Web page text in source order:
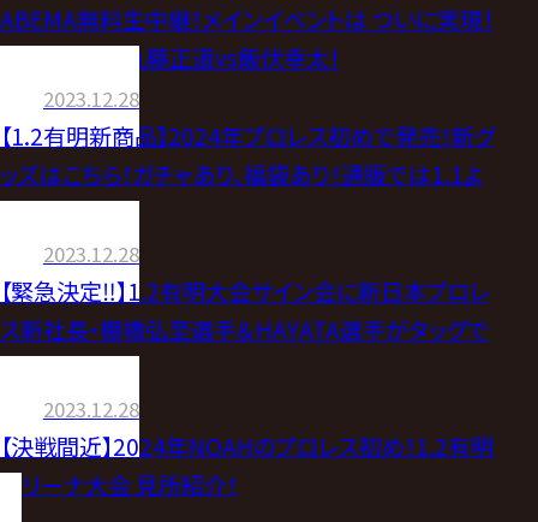
ABEMA無料生中継！メインイベントは ついに実現！
運命の対決！丸藤正道vs飯伏幸太！
2023.12.28
【1.2有明新商品】2024年プロレス初めで発売！新グ
ッズはこちら！ガチャあり、福袋あり！通販では1.1よ
2023.12.28
【緊急決定‼】1.2有明大会サイン会に新日本プロレ
ス新社長・棚橋弘至選手＆HAYATA選手がタッグで
2023.12.28
【決戦間近】2024年NOAHのプロレス初め！1.2有明
アリーナ大会 見所紹介！